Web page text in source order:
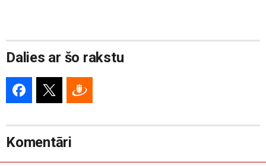
Dalies ar šo rakstu
Komentāri